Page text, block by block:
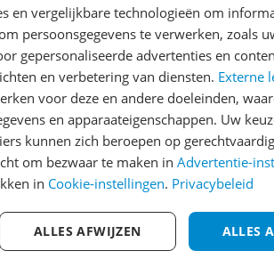
v.a. € 25,42
Bekijk
Reviews
Er zijn nog geen
Heb jij dit product in bezit
met het schrijven van je
een review gemiddeld
andere bezoekers een
en vergelijkbare technologieën om
persoonsgegevens te verwerken, zoals
gepersonaliseerde advertenties en
en verbetering van diensten. Externe
voor deze en andere doeleinden,
en apparaateigenschappen. Uw
kunnen zich beroepen op
om bezwaar te maken in Advertentie-
in Cookie-instellingen. Privacybeleid
ALLES
ALLES AFWIJZEN